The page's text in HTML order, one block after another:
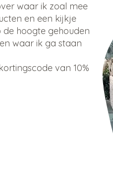
waar ik zoal mee
en een kijkje
hoogte gehouden
waar ik ga staan
van 10%